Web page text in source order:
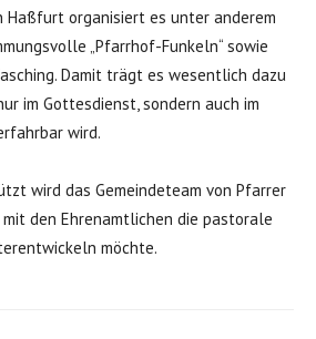
Haßfurt organisiert es unter anderem
„Pfarrhof-Funkeln“ sowie
Damit trägt es wesentlich dazu
im Gottesdienst, sondern auch im
wird.
wird das Gemeindeteam von Pfarrer
mit den Ehrenamtlichen die pastorale
möchte.